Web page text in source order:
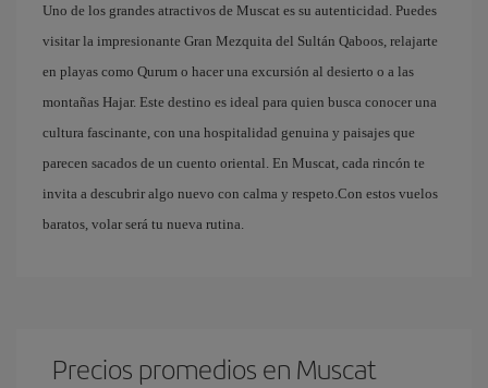
Uno de los grandes atractivos de Muscat es su autenticidad. Puedes
visitar la impresionante Gran Mezquita del Sultán Qaboos, relajarte
en playas como Qurum o hacer una excursión al desierto o a las
montañas Hajar. Este destino es ideal para quien busca conocer una
cultura fascinante, con una hospitalidad genuina y paisajes que
parecen sacados de un cuento oriental. En Muscat, cada rincón te
invita a descubrir algo nuevo con calma y respeto.Con estos vuelos
baratos, volar será tu nueva rutina.
Precios promedios en Muscat